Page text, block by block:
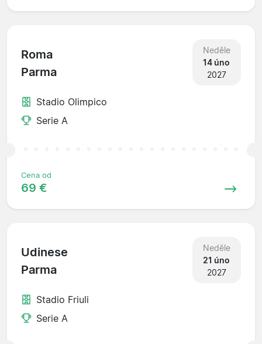
Roma
Parma
Neděle
14 úno
2027
Stadio Olimpico
Serie A
Cena od
69 €
Udinese
Parma
Neděle
21 úno
2027
Stadio Friuli
Serie A